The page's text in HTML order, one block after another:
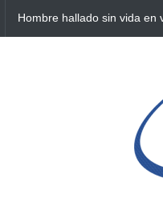
Detienen 114 extranjeros